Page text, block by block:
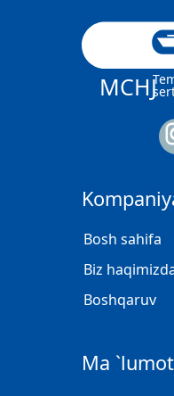
MCHJ
Bosh sahifa
Biz
Boshqaruv
Ma